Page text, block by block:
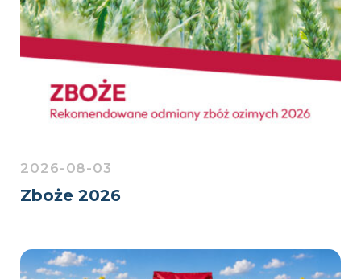
2026-08-03
Zboże 2026